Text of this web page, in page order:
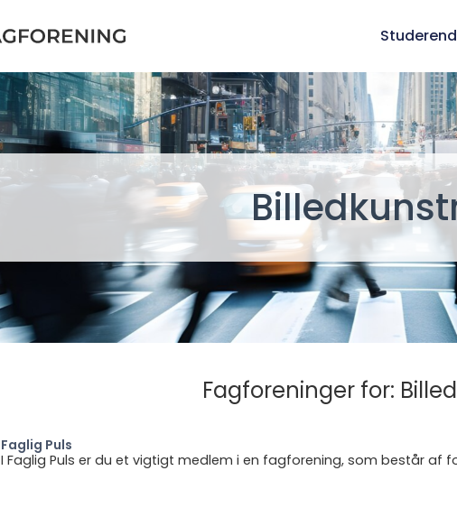
Fagforeninger for:
Faglig Puls
I Faglig Puls er du et vigtigt medlem i en fagforening, som består af